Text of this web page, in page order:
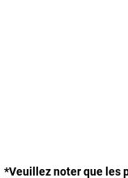
*Veuillez noter que les